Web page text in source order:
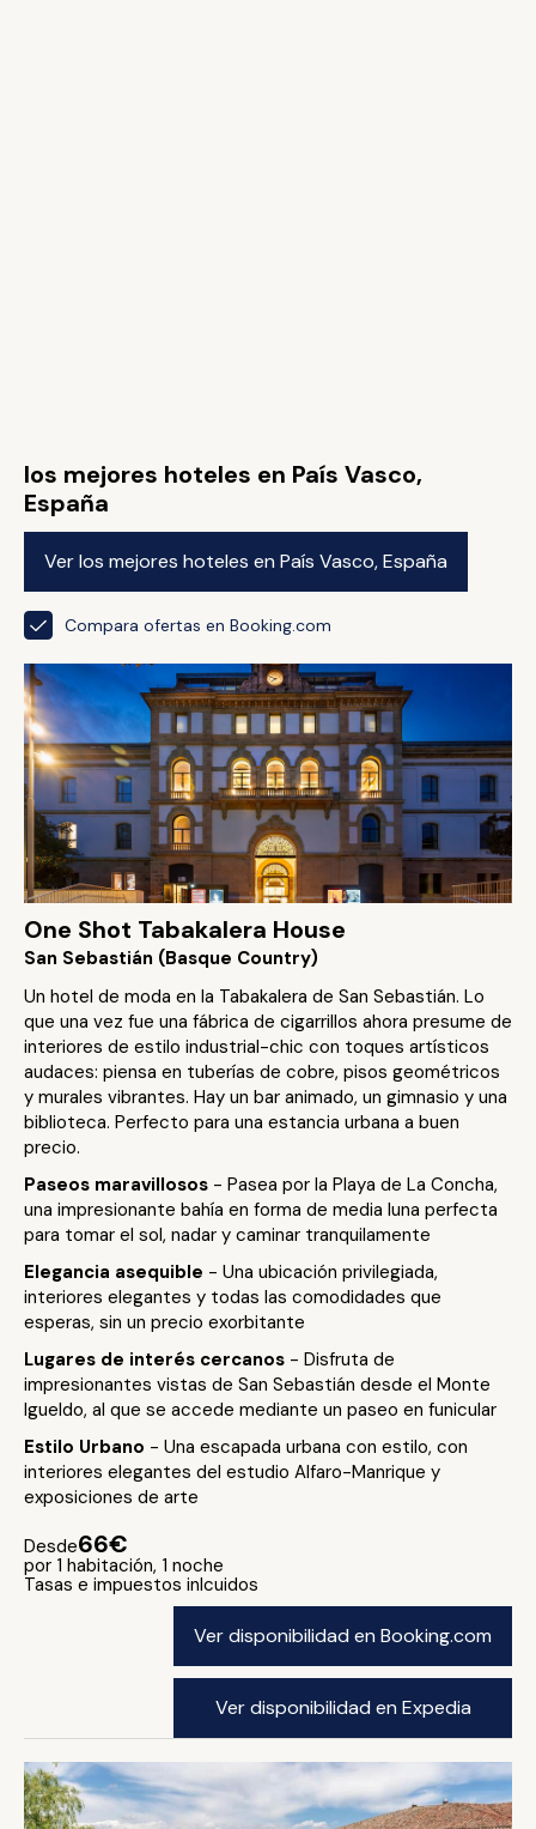
los mejores hoteles en País Vasco,
España
Ver los mejores hoteles en País Vasco, España
Compara ofertas en Booking.com
One Shot Tabakalera House
San Sebastián (Basque Country)
Un hotel de moda en la Tabakalera de San Sebastián. Lo
que una vez fue una fábrica de cigarrillos ahora presume de
interiores de estilo industrial-chic con toques artísticos
audaces: piensa en tuberías de cobre, pisos geométricos
y murales vibrantes. Hay un bar animado, un gimnasio y una
biblioteca. Perfecto para una estancia urbana a buen
precio.
Paseos maravillosos - Pasea por la Playa de La Concha,
una impresionante bahía en forma de media luna perfecta
para tomar el sol, nadar y caminar tranquilamente
Elegancia asequible - Una ubicación privilegiada,
interiores elegantes y todas las comodidades que
esperas, sin un precio exorbitante
Lugares de interés cercanos - Disfruta de
impresionantes vistas de San Sebastián desde el Monte
Igueldo, al que se accede mediante un paseo en funicular
Estilo Urbano - Una escapada urbana con estilo, con
interiores elegantes del estudio Alfaro-Manrique y
exposiciones de arte
Desde66€
por 1 habitación, 1 noche
Tasas e impuestos inlcuidos
Ver disponibilidad en Booking.com
Ver disponibilidad en Expedia